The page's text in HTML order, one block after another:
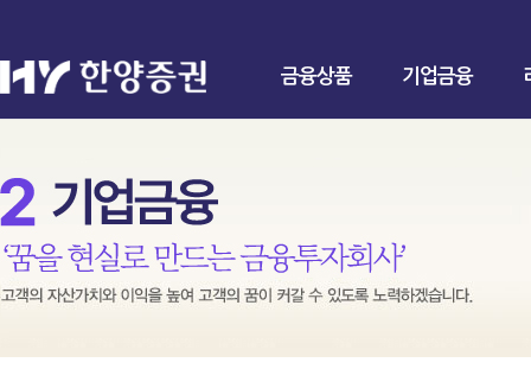
금융상품 기업금융